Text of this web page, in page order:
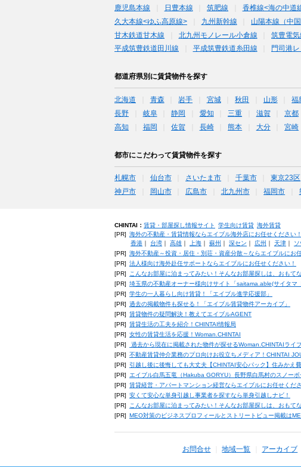
鹿児島本線 日豊本線 筑肥線 香椎線<海の中道
久大本線<ゆふ高原線>
九州新幹線 山陽本線（中国
甘木鉄道甘木線
北九州モノレール小倉線 筑豊電気
平成筑豊鉄道田川線
平成筑豊鉄道糸田線 門司港
都道府県別に賃貸物件を探す
北海道 青森 岩手 宮城 秋田 山形 福
長野
岐阜 静岡 愛知 三重 滋賀 京都
高知
福岡 佐賀 長崎 熊本 大分 宮崎
都市にこだわって賃貸物件を探す
札幌市 仙台市 さいたま市 千葉市 東京23区
神戸市
岡山市 広島市 北九州市 福岡市
CHINTAI： 賃貸・部屋探し情報サイト 学生向け賃貸 海外賃貸
[PR] 海外の不動産・賃貸情報ならエイブル海外店にお任せください！
香港｜ 台湾｜ 高雄｜ 上海｜ 蘇州 ｜ 深セン ｜ 広州 ｜ 天津｜
[PR] 海外不動産～投資・居住・別荘・資産分散～ならエイブルにお
[PR] 法人様向け海外赴任サポートならエイブルにお任せください！
[PR]
こんなお部屋に泊まってみたい！そんなお部屋探しは、おもて
[PR] 埼玉県の不動産オーナー様向けサイト「saitama.able(サイタマ
[PR] 学生の一人暮らし向け賃貸！「エイブル進学応援部」
[PR] 過去の掲載物件も探せる！「エイブル賃貸物件アーカイブ」
[PR] 賃貸物件の疑問解決！教えてエイブルAGENT
[PR] 賃貸生活の工夫を紹介！CHINTAI情報局
[PR] 女性の賃貸生活を応援！Woman.CHINTAI
[PR]
過去から現在に掲載された物件が探せるWoman.CHINTAIライ
[PR] 不動産賃貸仲介業務のプロ向けお役立ちメディア！CHINTAI
[PR]
引越し後に後悔しても大丈夫【CHINTAI安心パック】住みかえ
[PR]
エイブル白馬五竜（Hakuba GORYU）長野県白馬村のスノー
[PR] 賃貸経営・アパートマンション経営ならエイブルにお任せくだ
[PR] 安くて安心な単身引越し事業者を探すなら単身引越しナビ！
[PR]
こんなお部屋に泊まってみたい！そんなお部屋探しは、おもて
[PR] MEO対策のビジネスプロフィールとストリートビュー掲載は
お問合せ 地域一覧 アーカイブ